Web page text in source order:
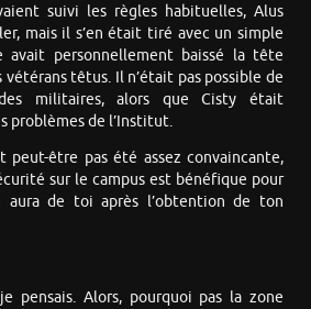
suivi les règles habituelles, Alus
mais il s’en était tiré avec un simple
avait personnellement baissé la tête
têtus. Il n’était pas possible de
militaires, alors que Cisty était
problèmes de l’Institut.
peut-être pas été assez convaincante,
sur le campus est bénéfique pour
aura de toi après l’obtention de ton
pensais. Alors, pourquoi pas la zone